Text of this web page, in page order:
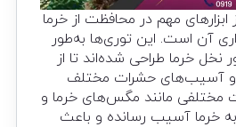
ابزارهای مهم در محافظت از خرما
آن است. این توری‌ها به‌طور
نخل خرما طراحی شده‌اند تا از
و آسیب‌های حشرات مختلف
مختلفی مانند مگس‌های خرما و
خرما آسیب رسانده و باعث